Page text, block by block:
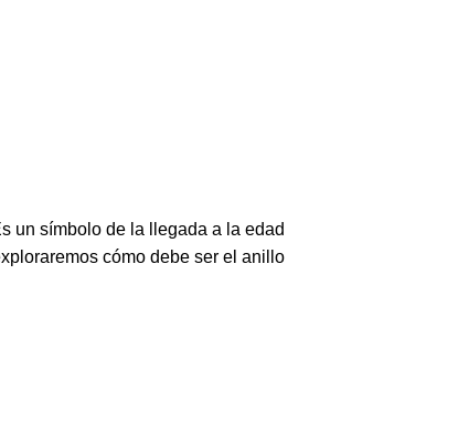
un símbolo de la llegada a la edad
cómo debe ser el anillo